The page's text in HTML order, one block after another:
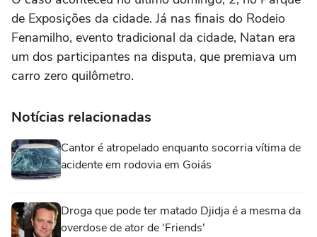
de Exposições da cidade. Já nas finais do Rodeio
Fenamilho, evento tradicional da cidade, Natan era
um dos participantes na disputa, que premiava um
carro zero quilômetro.
Notícias relacionadas
Cantor é atropelado enquanto socorria vítima de
acidente em rodovia em Goiás
Droga que pode ter matado Djidja é a mesma da
overdose de ator de 'Friends'